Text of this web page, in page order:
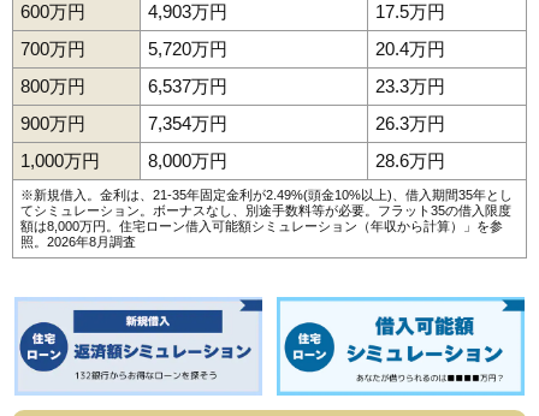
600万円
4,903万円
17.5万円
700万円
5,720万円
20.4万円
800万円
6,537万円
23.3万円
900万円
7,354万円
26.3万円
1,000万円
8,000万円 28.6万円
※新規借入。金利は、21-35年固定金利が2.49%(頭金10%以上)、借入期間35年とし
てシミュレーション。ボーナスなし、別途手数料等が必要。フラット35の借入限度
額は8,000万円。 住宅ローン借入可能額シミュレーション（年収から計算）
」を参
照。2026年8月調査